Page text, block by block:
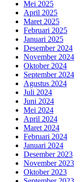
Mei 2025
April 2025
Maret 2025
Februari 2025
Januari 2025
Desember 2024
November 2024
Oktober 2024
September 2024
Agustus 2024
Juli 2024
Juni 2024
Mei 2024
April 2024
Maret 2024
Februari 2024
Januari 2024
Desember 2023
November 2023
Oktober 2023